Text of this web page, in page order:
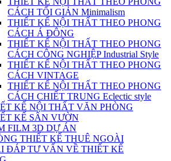
CÁCH TỐI GIẢN Minimalism
THIẾT KẾ NỘI THẤT THEO PHONG
CÁCH Á ĐÔNG
THIẾT KẾ NỘI THẤT THEO PHONG
CÁCH CÔNG NGHIỆP Industrial Style
THIẾT KẾ NỘI THẤT THEO PHONG
CÁCH VINTAGE
THIẾT KẾ NỘI THẤT THEO PHONG
CÁCH CHIẾT TRUNG Eclectic style
KẾ NỘI THẤT VĂN PHÒNG
KẾ SÂN VƯỜN
FILM 3D DỰ ÁN
THIẾT KẾ THUÊ NGOÀI
ĐÁP TƯ VẤN VỀ THIẾT KẾ